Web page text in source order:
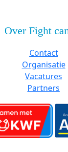
Over Fight
Contact
Organisatie
Vacatures
Partners